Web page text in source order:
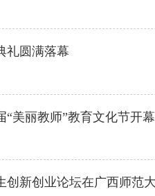
礼圆满落幕
“美丽教师”教育文化节开
创新创业论坛在广西师范